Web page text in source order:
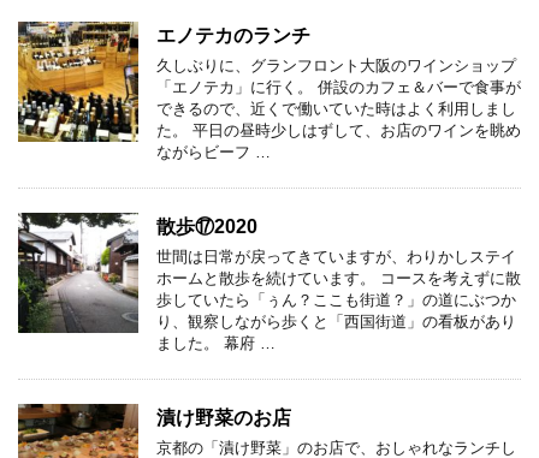
エノテカのランチ
久しぶりに、グランフロント大阪のワインショップ
「エノテカ」に行く。 併設のカフェ＆バーで食事が
できるので、近くで働いていた時はよく利用しまし
た。 平日の昼時少しはずして、お店のワインを眺め
ながらビーフ …
散歩⑰2020
世間は日常が戻ってきていますが、わりかしステイ
ホームと散歩を続けています。 コースを考えずに散
歩していたら「ぅん？ここも街道？」の道にぶつか
り、観察しながら歩くと「西国街道」の看板があり
ました。 幕府 …
漬け野菜のお店
京都の「漬け野菜」のお店で、おしゃれなランチし